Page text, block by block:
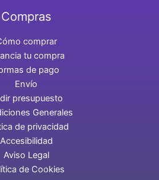
Compras
comprar
tu compra
de pago
Envío
presupuesto
Generales
de privacidad
Accesibilidad
Aviso Legal
de Cookies